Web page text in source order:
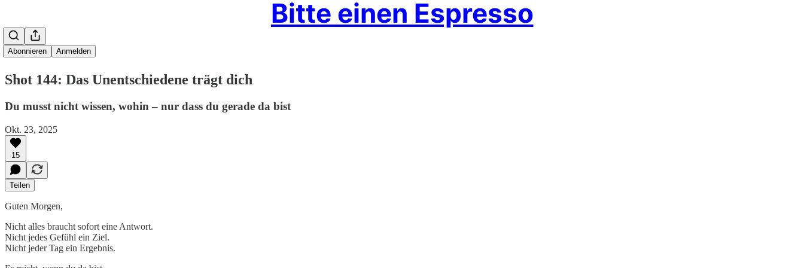
Bitte einen Espresso
Abonnieren Anmelden
Shot 144: Das Unentschiedene trägt dich
Du musst nicht wissen, wohin – nur dass du gerade da bist
Okt. 23, 2025
15
Teilen
Guten Morgen,
Nicht alles braucht sofort eine Antwort.
Nicht jedes Gefühl ein Ziel.
Nicht jeder Tag ein Ergebnis.